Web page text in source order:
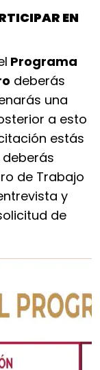
EN
Programa
deberás
una
a esto
estás
de Trabajo
y
de